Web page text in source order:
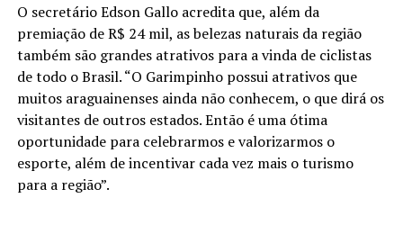
O secretário Edson Gallo acredita que, além da
premiação de R$ 24 mil, as belezas naturais da região
também são grandes atrativos para a vinda de ciclistas
de todo o Brasil. “O Garimpinho possui atrativos que
muitos araguainenses ainda não conhecem, o que dirá os
visitantes de outros estados. Então é uma ótima
oportunidade para celebrarmos e valorizarmos o
esporte, além de incentivar cada vez mais o turismo
para a região”.